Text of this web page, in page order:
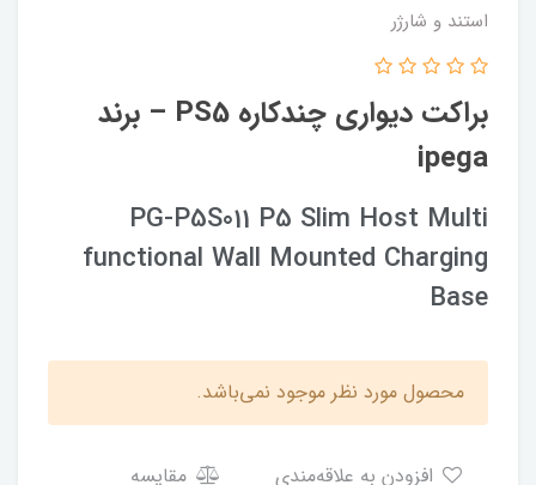
استند و شارژر
براکت دیواری چندکاره PS5 – برند
ipega
PG-P5S011 P5 Slim Host Multi
functional Wall Mounted Charging
Base
محصول مورد نظر موجود نمی‌باشد.
مقایسه